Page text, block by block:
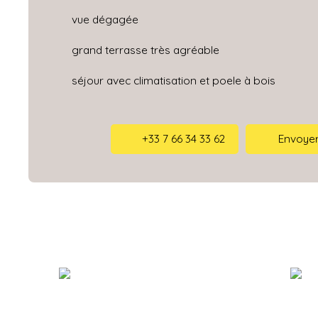
vue dégagée
grand terrasse très agréable
séjour avec climatisation et poele à bois
+33 7 66 34 33 62